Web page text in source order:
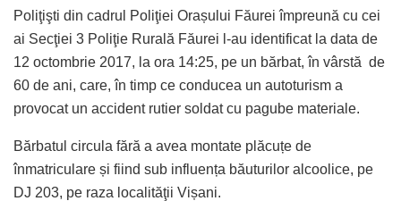
Poliţişti din cadrul Poliţiei Orașului Făurei împreună cu cei
ai Secţiei 3 Poliţie Rurală Făurei l-au identificat la data de
12 octombrie 2017, la ora 14:25, pe un bărbat, în vârstă de
60 de ani, care, în timp ce conducea un autoturism a
provocat un accident rutier soldat cu pagube materiale.
Bărbatul circula fără a avea montate plăcuțe de
înmatriculare și fiind sub influența băuturilor alcoolice, pe
DJ 203, pe raza localităţii Vișani.